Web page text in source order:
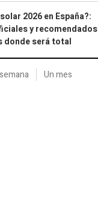
2026 en España?:
y recomendados
donde será total
Un mes